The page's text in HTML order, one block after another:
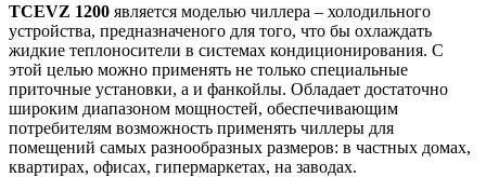
TCEVZ 1200 является моделью чиллера – холодильного
устройства, предназначеного для того, что бы охлаждать
жидкие теплоносители в системах кондиционирования. С
этой целью можно применять не только специальные
приточные установки, а и фанкойлы. Обладает достаточно
широким диапазоном мощностей, обеспечивающим
потребителям возможность применять чиллеры для
помещений самых разнообразных размеров: в частных домах,
квартирах, офисах, гипермаркетах, на заводах.